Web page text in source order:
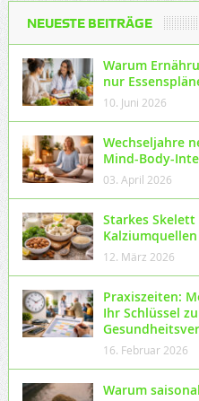
NEUESTE BEITRÄGE
Warum
nur
10. Juni 2026
Wechseljahre
Mind-Body-
03. April 2026
Starkes
12. März 2026
Praxiszeiten:
Ihr Schlüssel
16. Februar 2026
Warum